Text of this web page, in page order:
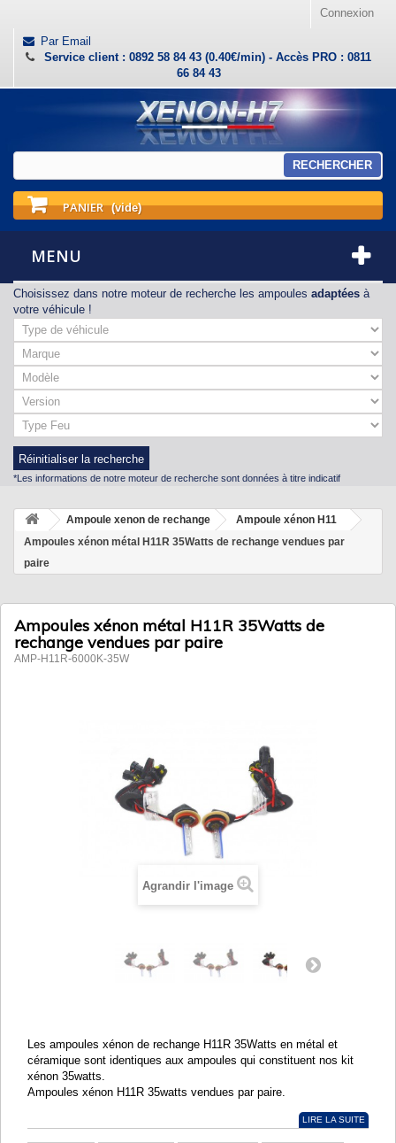
Connexion
Par Email
Service client : 0892 58 84 43 (0.40€/min) - Accès PRO : 0811
66 84 43
RECHERCHER
PANIER (vide)
MENU
Choisissez dans notre moteur de recherche les ampoules adaptées à
votre véhicule !
Réinitialiser la recherche
*Les informations de notre moteur de recherche sont données à titre indicatif
Ampoule xenon de rechange
Ampoule xénon H11
Ampoules xénon métal H11R 35Watts de rechange vendues par
paire
Ampoules xénon métal H11R 35Watts de
rechange vendues par paire
AMP-H11R-6000K-35W
Agrandir l'image
Les ampoules xénon de rechange H11R 35Watts en métal et
céramique sont identiques aux ampoules qui constituent nos kit
xénon 35watts.
Ampoules xénon H11R 35watts vendues par paire.
LIRE LA SUITE